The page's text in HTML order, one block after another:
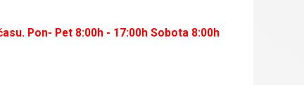
Pon- Pet 8:00h - 17:00h Sobota 8:00h